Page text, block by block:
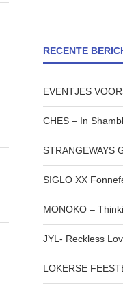
RECENTE
EVENTJES
CHES – In
STRANGEWAYS
SIGLO XX
MONOKO –
JYL- Reckless
LOKERSE